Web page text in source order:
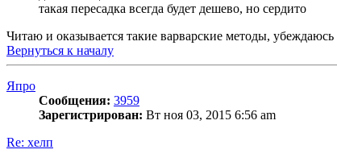
такая пересадка всегда будет дешево, но сердито
Читаю и оказывается такие варварские методы,
Вернуться к началу
Япро
Сообщения: 3959
Зарегистрирован: Вт ноя 03, 2015 6:56 am
Re: хелп